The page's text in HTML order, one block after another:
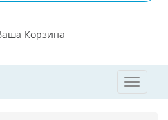
Корзина
Toggle